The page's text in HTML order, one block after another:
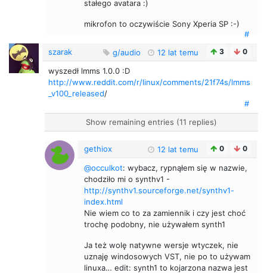
stałego avatara :)
mikrofon to oczywiście Sony Xperia SP :-)
#
szarak
g/audio 12 lat temu 3 0
wyszedł lmms 1.0.0 :D
http://www.reddit.com/r/linux/comments/21f74s/lmms
_v100_released/
#
Show remaining entries (11 replies)
gethiox 12 lat temu 0 0
@occulkot: wybacz, rypnąłem się w nazwie,
chodziło mi o synthv1 -
http://synthv1.sourceforge.net/synthv1-
index.html
Nie wiem co to za zamiennik i czy jest choć
trochę podobny, nie używałem synth1
Ja też wolę natywne wersje wtyczek, nie
uznaję windosowych VST, nie po to używam
linuxa… edit: synth1 to kojarzona nazwa jest